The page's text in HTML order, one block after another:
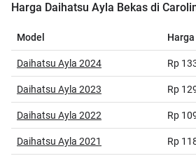
Harga Daihatsu Ayla Bekas di
Model
Daihatsu Ayla 2024 Rp
Daihatsu Ayla 2023 Rp
Daihatsu Ayla 2022 Rp
Daihatsu Ayla 2021 Rp